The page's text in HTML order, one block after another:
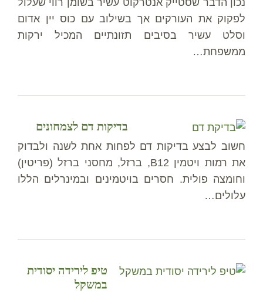
נכון הדבר שסטייק אנטרקוט עשיר בשומן רווי שעלול
לפקוק את העורקים אך בשילוב עם כוס יין אדום
וסלט עשיר בסיבים תזונתיים המכיל ירקות
ממשפחת…
בדיקות דם לצמחונים
חשוב לבצע בדיקות דם לפחות אחת לשנה ולבדוק
את רמות ויטמין B12, ברזל, מחסני ברזל (פריטין)
וחומצה פולית. חסרים בויטמינים ובמינרלים הללו
עלולים…
טיפ לירידה יסודית
במשקל